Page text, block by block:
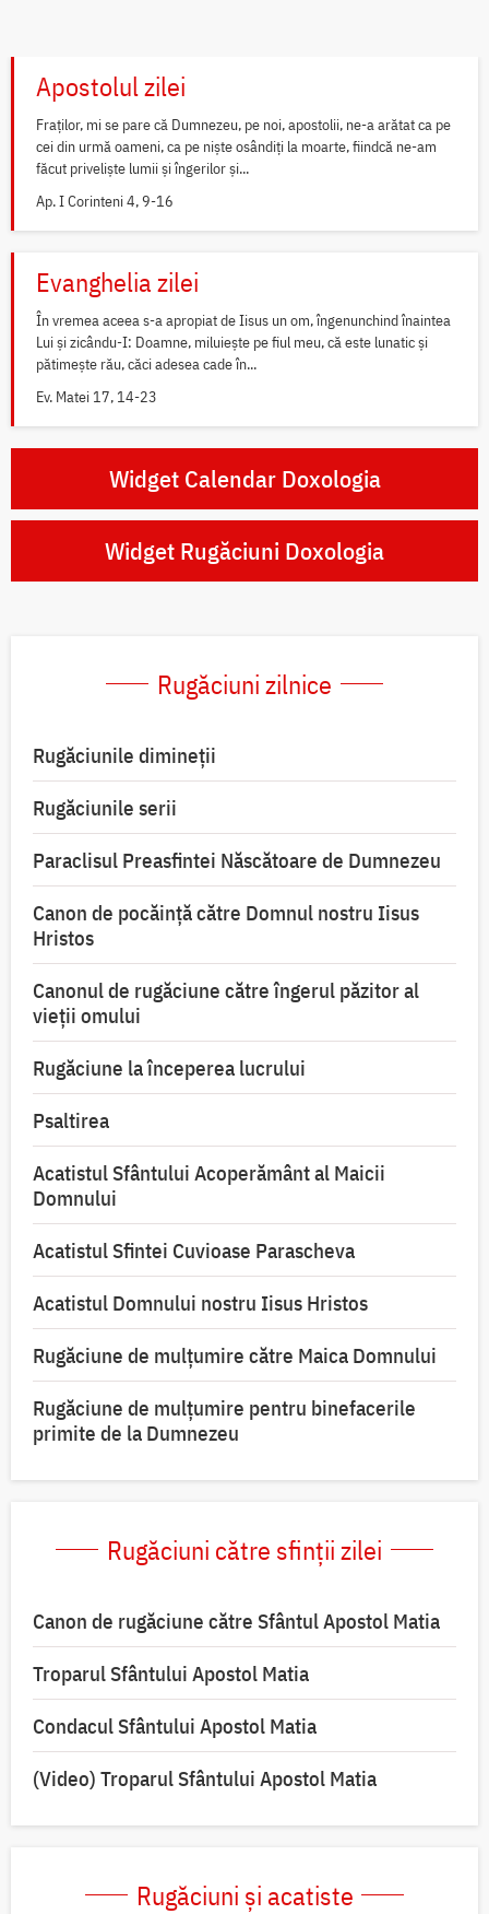
Apostolul zilei
Fraților, mi se pare că Dumnezeu, pe noi, apostolii, ne-a arătat ca pe
cei din urmă oameni, ca pe niște osândiți la moarte, fiindcă ne-am
făcut priveliște lumii și îngerilor și...
Ap. I Corinteni 4, 9-16
Evanghelia zilei
În vremea aceea s-a apropiat de Iisus un om, îngenunchind înaintea
Lui și zicându-I: Doamne, miluiește pe fiul meu, că este lunatic și
pătimește rău, căci adesea cade în...
Ev. Matei 17, 14-23
Widget Calendar Doxologia
Widget Rugăciuni Doxologia
Rugăciuni zilnice
Rugăciunile dimineții
Rugăciunile serii
Paraclisul Preasfintei Născătoare de Dumnezeu
Canon de pocăință către Domnul nostru Iisus
Hristos
Canonul de rugăciune către îngerul păzitor al
vieții omului
Rugăciune la începerea lucrului
Psaltirea
Acatistul Sfântului Acoperământ al Maicii
Domnului
Acatistul Sfintei Cuvioase Parascheva
Acatistul Domnului nostru Iisus Hristos
Rugăciune de mulţumire către Maica Domnului
Rugăciune de mulțumire pentru binefacerile
primite de la Dumnezeu
Rugăciuni către sfinții zilei
Canon de rugăciune către Sfântul Apostol Matia
Troparul Sfântului Apostol Matia
Condacul Sfântului Apostol Matia
(Video) Troparul Sfântului Apostol Matia
Rugăciuni și acatiste